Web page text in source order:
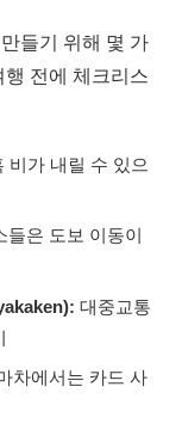
들기 위해 몇 가
전에 체크리스
비가 내릴 수 있으
들은 도보 이동이
대중교통
차에서는 카드 사